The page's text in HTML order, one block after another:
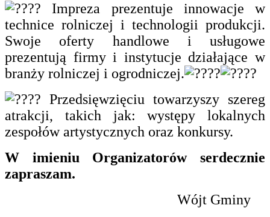
Impreza prezentuje innowacje w
technice rolniczej i technologii produkcji.
Swoje oferty handlowe i usługowe
prezentują firmy i instytucje działające w
branży rolniczej i ogrodniczej.
Przedsięwzięciu towarzyszy szereg
atrakcji, takich jak: występy lokalnych
zespołów artystycznych oraz konkursy.
W imieniu Organizatorów serdecznie
zapraszam.
Wójt Gminy